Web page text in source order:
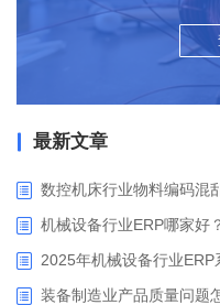
最新文章
机械设备行业ERP哪家好
装备制造业产品质量问题